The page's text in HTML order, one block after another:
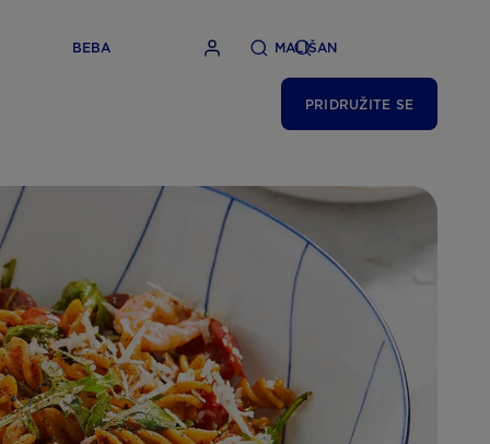
PRIDRUŽITE SE
BEBA MALIŠAN